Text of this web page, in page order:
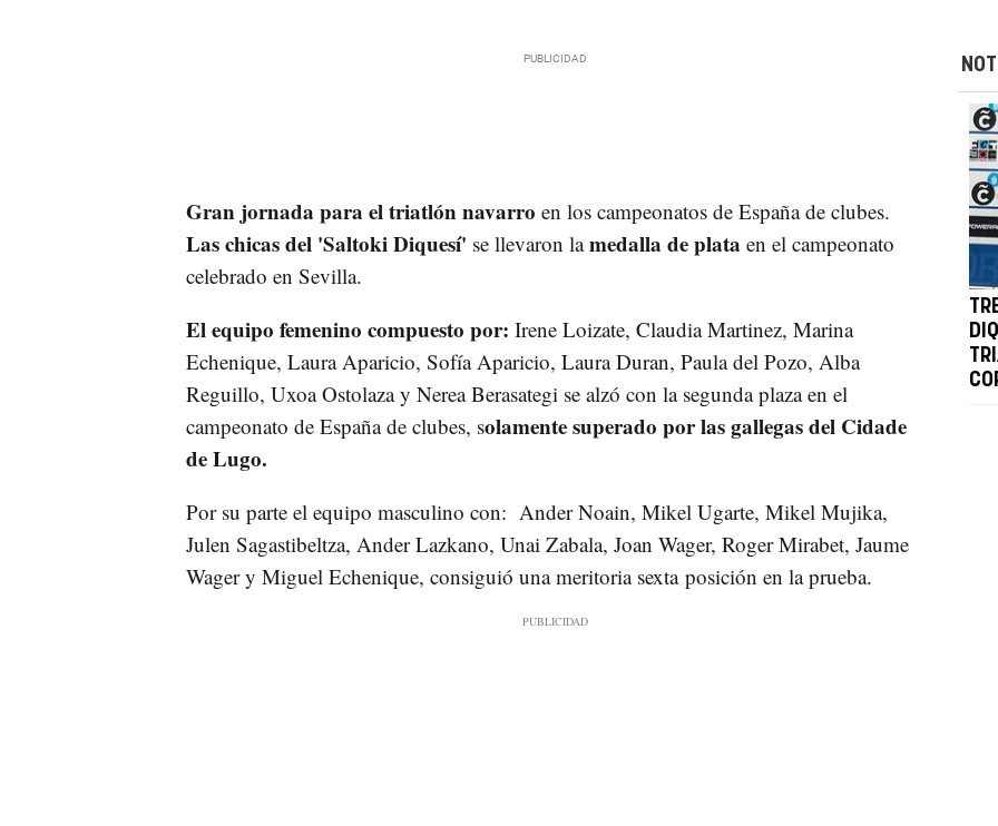
Gran jornada para el triatlón navarro en los campeonatos de España de clubes.
Las chicas del 'Saltoki Diquesí' se llevaron lamedalla de plata en el campeonato
celebrado en Sevilla.
El equipo femenino compuesto por: Irene Loizate, Claudia Martinez, Marina
Echenique, Laura Aparicio, Sofía Aparicio, Laura Duran, Paula del Pozo, Alba
Reguillo, Uxoa Ostolaza y Nerea Berasategi se alzó con la segunda plaza en el
campeonato de España de clubes, solamente superado por las gallegas del Cidade
de Lugo.
Por su parte el equipo masculino con: Ander Noain, Mikel Ugarte, Mikel Mujika,
Julen Sagastibeltza, Ander Lazkano, Unai Zabala, Joan Wager, Roger Mirabet, Jaume
Wager y Miguel Echenique, consiguió una meritoria sexta posición en la prueba.